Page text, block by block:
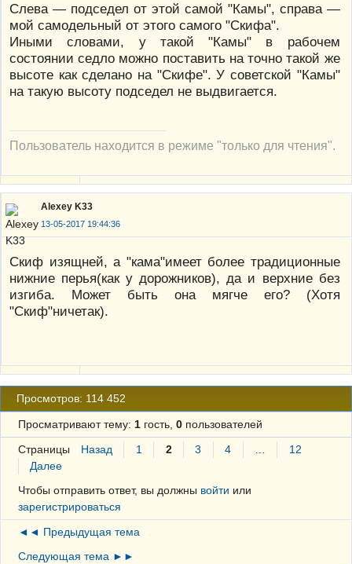
Слева — подседел от этой самой "Камы", справа —
мой самодельный от этого самого "Скифа".
Иными словами, у такой "Камы" в рабочем
состоянии седло можно поставить на точно такой же
высоте как сделано на "Скифе". У советской "Камы"
на такую высоту подседел не выдвигается.
Пользователь находится в режиме "только для чтения".
Alexey K33
13-05-2017 19:44:36
Скиф изящней, а "кама"имеет более традиционные
нижние перья(как у дорожников), да и верхние без
изгиба. Может быть она мягче его? (Хотя
"Скиф"ничетак).
Просмотров: 114 452
Просматривают тему: 1гость, 0пользователей
Страницы Назад 1 2 3 4 …
12
Далее
Чтобы отправить ответ, вы должны войти или
зарегистрироваться
◄◄ Предыдущая тема
Следующая тема ►►